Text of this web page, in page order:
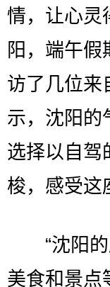
情，让心灵
阳，端午
访了几位来
示，沈阳的
选择以自驾
梭，感受这
“沈阳的
美食和景点